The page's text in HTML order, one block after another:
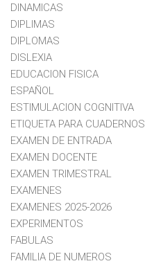
DINAMICAS
DIPLIMAS
DIPLOMAS
DISLEXIA
EDUCACION FISICA
ESPAÑOL
ESTIMULACION COGNITIVA
ETIQUETA PARA CUADERNOS
EXAMEN DE ENTRADA
EXAMEN DOCENTE
EXAMEN TRIMESTRAL
EXAMENES
EXAMENES 2025-2026
EXPERIMENTOS
FABULAS
FAMILIA DE NUMEROS